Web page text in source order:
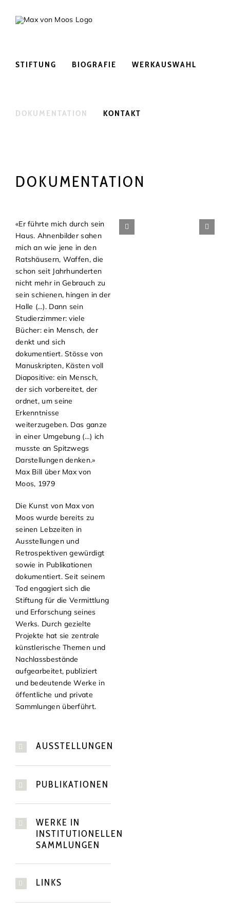
STIFTUNG BIOGRAFIE WERKAUSWAHL
DOKUMENTATION KONTAKT
DOKUMENTATION
«Er führte mich durch sein
Haus. Ahnenbilder sahen
mich an wie jene in den
Ratshäusern, Waffen, die
schon seit Jahrhunderten
nicht mehr in Gebrauch zu
sein schienen, hingen in der
Halle (…). Dann sein
Studierzimmer: viele
Bücher: ein Mensch, der
denkt und sich
dokumentiert. Stösse von
Manuskripten, Kästen voll
Diapositive: ein Mensch,
der sich vorbereitet, der
ordnet, um seine
Erkenntnisse
weiterzugeben. Das ganze
in einer Umgebung (…) ich
musste an Spitzwegs
Darstellungen denken.»
Max Bill über Max von
Moos, 1979
Die Kunst von Max von
Moos wurde bereits zu
seinen Lebzeiten in
Ausstellungen und
Retrospektiven gewürdigt
sowie in Publikationen
dokumentiert. Seit seinem
Tod engagiert sich die
Stiftung für die Vermittlung
und Erforschung seines
Werks. Durch gezielte
Projekte hat sie zentrale
künstlerische Themen und
Nachlassbestände
aufgearbeitet, publiziert
und bedeutende Werke in
öffentliche und private
Sammlungen überführt.
AUSSTELLUNGEN
PUBLIKATIONEN
WERKE IN
INSTITUTIONELLEN
SAMMLUNGEN
LINKS